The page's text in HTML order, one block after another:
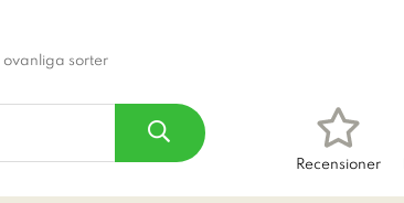
sorter
Recensioner